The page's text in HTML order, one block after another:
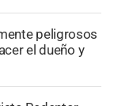
peligrosos
el dueño y